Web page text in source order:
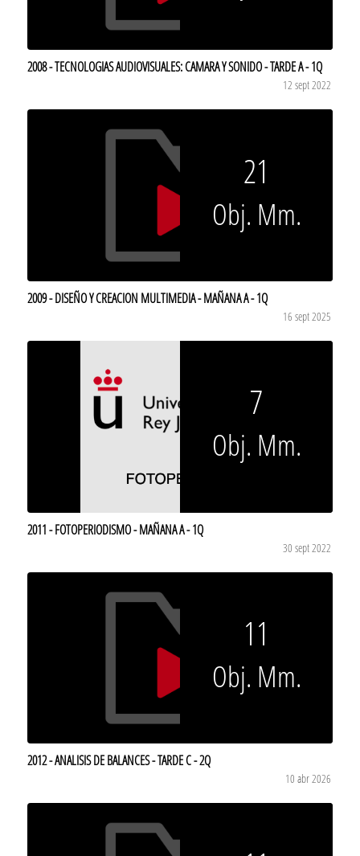
2008 - TECNOLOGIAS AUDIOVISUALES: CAMARA Y SONIDO - TARDE A - 1Q
12 sept 2022
21
Obj. Mm.
2009 - DISEÑO Y CREACION MULTIMEDIA - MAÑANA A - 1Q
16 sept 2025
7
Obj. Mm.
2011 - FOTOPERIODISMO - MAÑANA A - 1Q
30 sept 2022
11
Obj. Mm.
2012 - ANALISIS DE BALANCES - TARDE C - 2Q
10 abr 2026